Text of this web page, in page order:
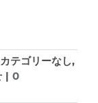
カテゴリーなし,
| 0